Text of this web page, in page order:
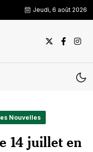
Jeudi, 6 août 2026
Nouvelles
14 juillet en